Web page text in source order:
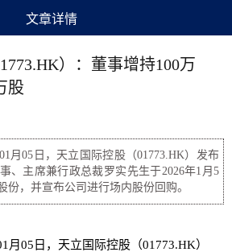
文章详情
）：董事增持100万
股
月05日，天立国际控股（01773.HK）发布
、主席兼行政总裁罗实先生于2026年1月5
份，并宣布公司进行场内股份回购。
月05日，天立国际控股（01773.HK）